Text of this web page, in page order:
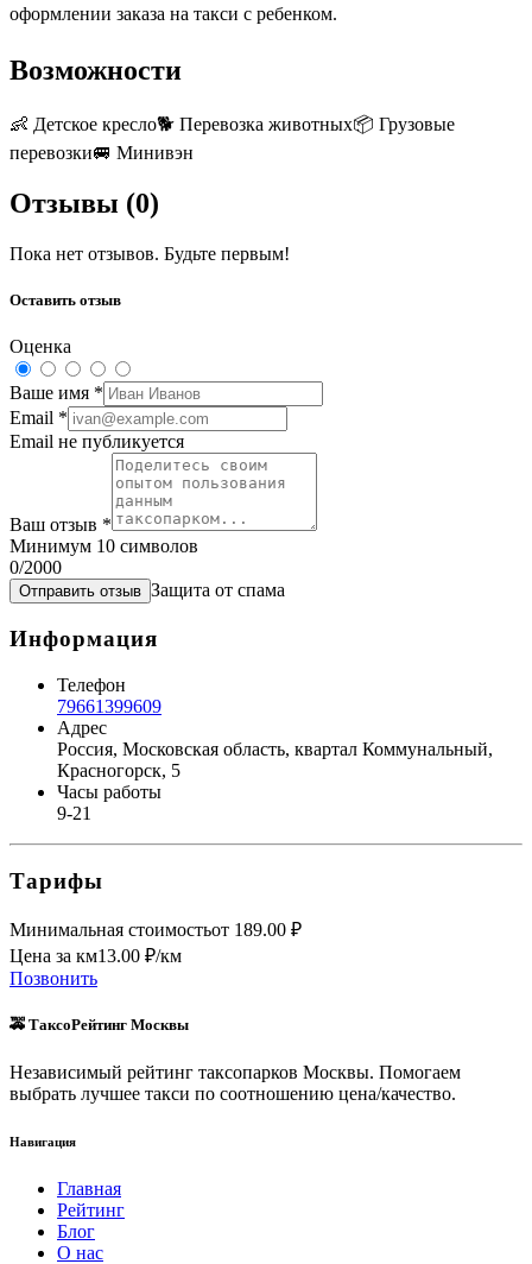
оформлении заказа на такси с ребенком.
Возможности
👶 Детское кресло🐕 Перевозка животных📦 Грузовые
перевозки🚐 Минивэн
Отзывы (0)
Пока нет отзывов. Будьте первым!
Оставить отзыв
Оценка
Ваше имя *
Email *
Email не публикуется
Ваш отзыв *
Минимум 10 символов
0/2000
Отправить отзыв Защита от спама
Информация
Телефон
79661399609
Адрес
Россия, Московская область, квартал Коммунальный,
Красногорск, 5
Часы работы
9-21
Тарифы
Минимальная стоимостьот 189.00 ₽
Цена за км13.00 ₽/км
Позвонить
🚕 ТаксоРейтинг Москвы
Независимый рейтинг таксопарков Москвы. Помогаем
выбрать лучшее такси по соотношению цена/качество.
Навигация
Главная
Рейтинг
Блог
О нас